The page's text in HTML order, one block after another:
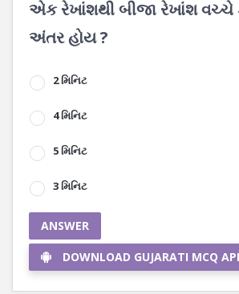
એક રેખાંશથી બીજા રેખાંશ
અંતર હોય ?
2 મિનિટ
4 મિનિટ
5 મિનિટ
3 મિનિટ
ANSWER
DOWNLOAD GUJARATI MCQ